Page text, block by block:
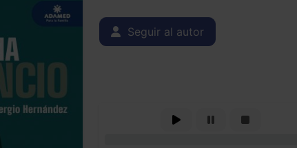
Seguir al autor